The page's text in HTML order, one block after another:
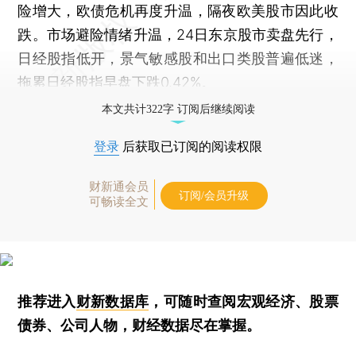
险增大，欧债危机再度升温，隔夜欧美股市因此收
跌。市场避险情绪升温，24日东京股市卖盘先行，
日经股指低开，景气敏感股和出口类股普遍低迷，
拖累日经股指早盘下跌0.42%。
本文共计322字 订阅后继续阅读
登录 后获取已订阅的阅读权限
财新通会员
可畅读全文
订阅/会员升级
推荐进入财新数据库 ，可随时查阅宏观经济、股票
债券、公司人物，财经数据尽在掌握。